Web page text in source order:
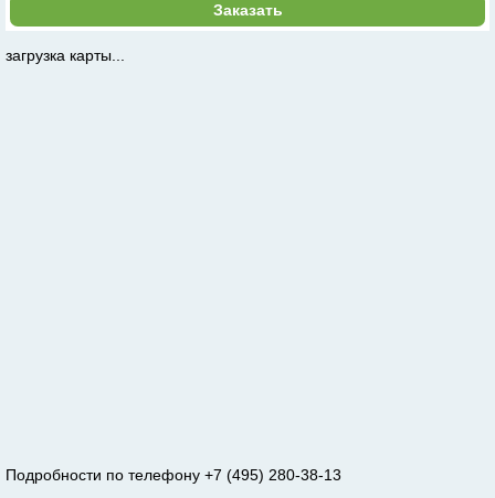
Заказать
загрузка карты...
Подробности по телефону +7 (495) 280-38-13